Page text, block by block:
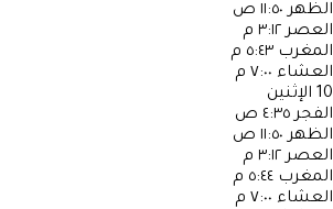
الظهر ١١:٥٠ ص
العصر ٣:١٢ م
المغرب ٥:٤٣ م
العشاء ٧:٠٠ م
10 الإثنين
الفجر ٤:٣٥ ص
الظهر ١١:٥٠ ص
العصر ٣:١٢ م
المغرب ٥:٤٤ م
العشاء ٧:٠٠ م